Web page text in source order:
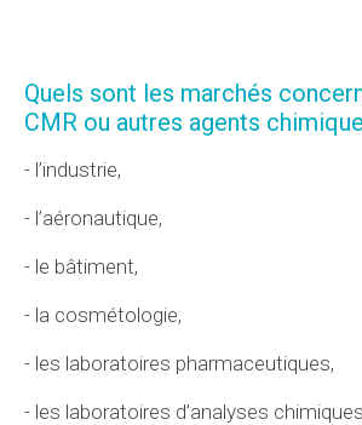
Quels sont les marchés
CMR ou autres agents
- l’industrie,
- l’aéronautique,
- le bâtiment,
- la cosmétologie,
- les laboratoires pharmaceutiques,
- les laboratoires d’analyses